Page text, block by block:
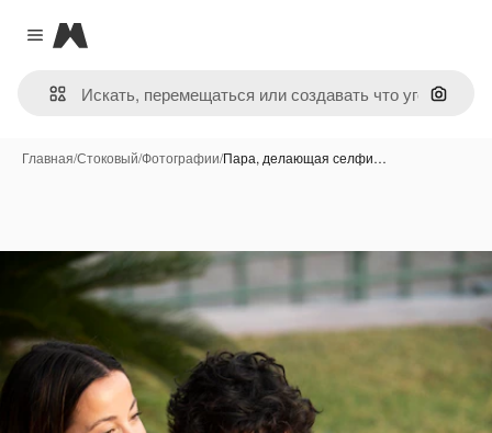
Close menu
Magnific
Поиск
Главная/Стоковый/Фотографии/Пара, делающая селфи…